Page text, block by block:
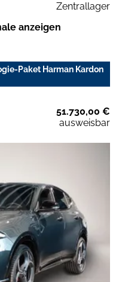
Zentrallager
anzeigen
Paket Harman Kardon
51.730,00 €
ausweisbar